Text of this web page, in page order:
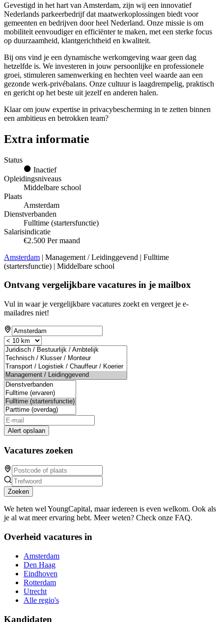
Gevestigd in het hart van Amsterdam, zijn wij een innovatief
Nederlands parkeerbedrijf dat maatwerkoplossingen biedt voor
gemeenten en bedrijven door heel Nederland. Onze missie is om
mobiliteit eenvoudiger en efficiënter te maken, met een sterke focus
op duurzaamheid, klantgerichtheid en kwaliteit.
Bij ons vind je een dynamische werkomgeving waar geen dag
hetzelfde is. We investeren in jouw persoonlijke en professionele
groei, stimuleren samenwerking en hechten veel waarde aan een
gezonde werk-privébalans. Onze cultuur is laagdrempelig, praktisch
en gericht op het beste uit jezelf en anderen halen.
Klaar om jouw expertise in privacybescherming in te zetten binnen
een ambitieus en betrokken team?
Extra informatie
Status
Inactief
Opleidingsniveaus
Middelbare school
Plaats
Amsterdam
Dienstverbanden
Fulltime (startersfunctie)
Salarisindicatie
€2.500 Per maand
Amsterdam | Management / Leidinggevend | Fulltime
(startersfunctie) | Middelbare school
Ontvang vergelijkbare vacatures in je mailbox
Vul in waar je vergelijkbare vacatures zoekt en vergeet je e-
mailadres niet!
Alert opslaan
Vacatures zoeken
Zoeken
We heten wel YoungCapital, maar iedereen is even welkom. Ook als
je al wat meer ervaring hebt. Meer weten? Check onze FAQ.
Overheid vacatures in
Amsterdam
Den Haag
Eindhoven
Rotterdam
Utrecht
Alle regio's
Kandidaten